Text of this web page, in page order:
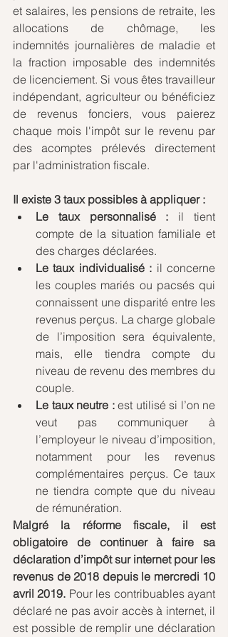
et salaires, les pensions de retraite, les
allocations de chômage, les
indemnités journalières de maladie et
la fraction imposable des indemnités
de licenciement. Si vous êtes travailleur
indépendant, agriculteur ou bénéficiez
de revenus fonciers, vous paierez
chaque mois l'impôt sur le revenu par
des acomptes prélevés directement
par l'administration fiscale.
Il existe 3 taux possibles à appliquer :
Le taux personnalisé : il tient
compte de la situation familiale et
des charges déclarées.
Le taux individualisé : il concerne
les couples mariés ou pacsés qui
connaissent une disparité entre les
revenus perçus. La charge globale
de l’imposition sera équivalente,
mais, elle tiendra compte du
niveau de revenu des membres du
couple.
Le taux neutre : est utilisé si l’on ne
veut pas communiquer à
l’employeur le niveau d’imposition,
notamment pour les revenus
complémentaires perçus. Ce taux
ne tiendra compte que du niveau
de rémunération.
Malgré la réforme fiscale, il est
obligatoire de continuer à faire sa
déclaration d’impôt sur internet pour les
revenus de 2018 depuis le mercredi 10
avril 2019. Pour les contribuables ayant
déclaré ne pas avoir accès à internet, il
est possible de remplir une déclaration